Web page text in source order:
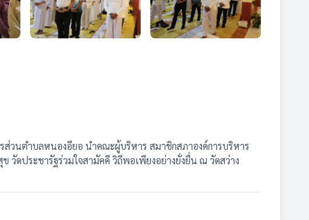
วนตำบลหนองอียอ นำคณะผู้บริหาร สมาชิกสภาองค์การบริหาร
ดประชารัฐร่วมใจสามัคคี วิถีพอเพียงอย่างยั่งยื่น ณ วัดสว่าง